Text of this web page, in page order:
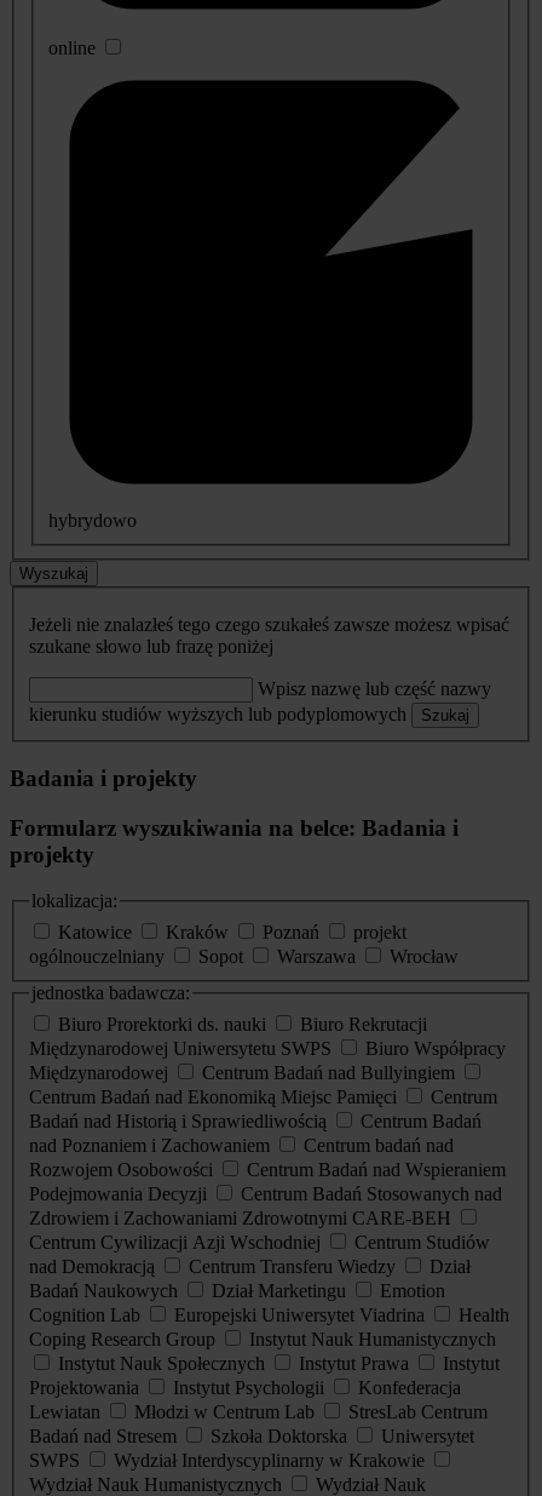
online
hybrydowo
Wyszukaj
Jeżeli nie znalazłeś tego czego szukałeś zawsze możesz wpisać
szukane słowo lub frazę poniżej
Wpisz nazwę lub część nazwy
kierunku studiów wyższych lub podyplomowych
Szukaj
Badania i projekty
Formularz wyszukiwania na belce: Badania i
projekty
lokalizacja:
Katowice
Kraków Poznań
projekt
ogólnouczelniany
Sopot Warszawa
Wrocław
jednostka badawcza:
Biuro Prorektorki ds. nauki
Biuro Rekrutacji
Międzynarodowej Uniwersytetu SWPS
Biuro Współpracy
Międzynarodowej
Centrum Badań nad Bullyingiem
Centrum Badań nad Ekonomiką Miejsc Pamięci
Centrum
Badań nad Historią i Sprawiedliwością
Centrum Badań
nad Poznaniem i Zachowaniem
Centrum badań nad
Rozwojem Osobowości
Centrum Badań nad Wspieraniem
Podejmowania Decyzji
Centrum Badań Stosowanych nad
Zdrowiem i Zachowaniami Zdrowotnymi CARE-BEH
Centrum Cywilizacji Azji Wschodniej
Centrum Studiów
nad Demokracją
Centrum Transferu Wiedzy
Dział
Badań Naukowych
Dział Marketingu
Emotion
Cognition Lab
Europejski Uniwersytet Viadrina
Health
Coping Research Group
Instytut Nauk Humanistycznych
Instytut Nauk Społecznych
Instytut Prawa
Instytut
Projektowania
Instytut Psychologii
Konfederacja
Lewiatan
Młodzi w Centrum Lab
StresLab Centrum
Badań nad Stresem
Szkoła Doktorska
Uniwersytet
SWPS
Wydział Interdyscyplinarny w Krakowie
Wydział Nauk Humanistycznych
Wydział Nauk